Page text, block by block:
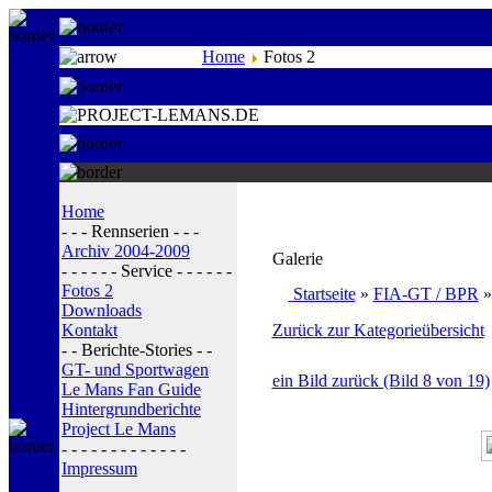
Home Fotos 2
Home
- - - Rennserien - - -
Archiv 2004-2009
- - - - - - Service - - - - - -
Fotos 2
Downloads
Kontakt
- - Berichte-Stories - -
GT- und Sportwagen
Le Mans Fan Guide
Hintergrundberichte
Project Le Mans
- - - - - - - - - - - - -
Impressum
Galerie
Startseite» FIA-GT / BPR
Zurück zur Kategorieübersicht
ein Bild zurück (Bild 8 von 19)